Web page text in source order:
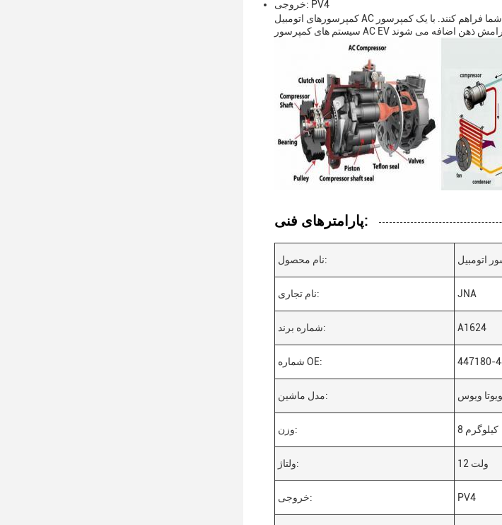
خروجی: PV4
کمپرسورهای اتومبیل AC ما طراحی شده اند تا خنک کننده ای کارآمد برای خودرو شما فراهم کنند. با یک کمپرسور AC الکتریکی، این محصول برای
پارامترهای فنی:
نام محصول:
نام تجاری: JNA
شماره برند: A1624
شماره OE: 447180-
مدل ماشين: ویوس
وزن: 8 کیلوگرم
ولتاژ: 12 ولت
خروجی: PV4